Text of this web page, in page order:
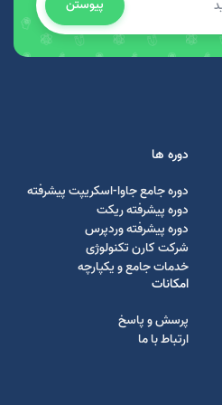
پیوستن
دوره ها
دوره جامع جاوا-اسکریپت پیشرفته
دوره پیشرفته ریکت
دوره پیشرفته وردپرس
شرکت کارن تکنولوژی
خدمات جامع و یکپارچه
امکانات
پرسش و پاسخ
ارتباط با ما